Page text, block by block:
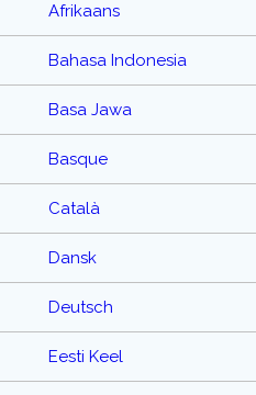
Afrikaans
Bahasa Indonesia
Basa Jawa
Basque
Català
Dansk
Deutsch
Eesti Keel